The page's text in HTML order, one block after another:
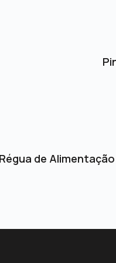
Régua de